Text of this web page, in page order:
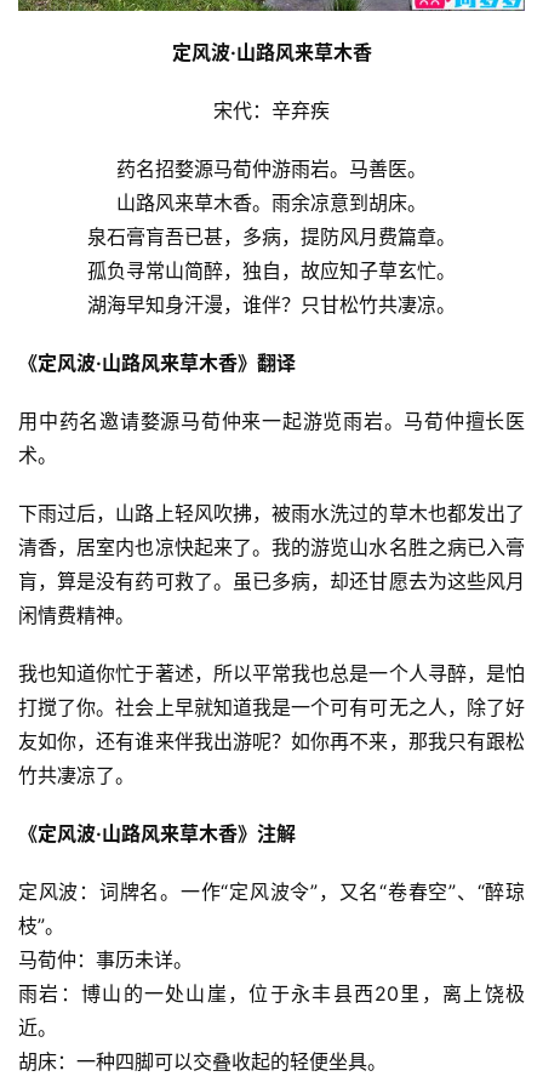
定风波·山路风来草木香
宋代：辛弃疾
药名招婺源马荀仲游雨岩。马善医。
山路风来草木香。雨余凉意到胡床。
泉石膏肓吾已甚，多病，提防风月费篇章。
孤负寻常山简醉，独自，故应知子草玄忙。
湖海早知身汗漫，谁伴？只甘松竹共凄凉。
《定风波·山路风来草木香》翻译
用中药名邀请婺源马荀仲来一起游览雨岩。马荀仲擅长医
术。
下雨过后，山路上轻风吹拂，被雨水洗过的草木也都发出了
清香，居室内也凉快起来了。我的游览山水名胜之病已入膏
肓，算是没有药可救了。虽已多病，却还甘愿去为这些风月
闲情费精神。
我也知道你忙于著述，所以平常我也总是一个人寻醉，是怕
打搅了你。社会上早就知道我是一个可有可无之人，除了好
友如你，还有谁来伴我出游呢？如你再不来，那我只有跟松
竹共凄凉了。
《定风波·山路风来草木香》注解
定风波：词牌名。一作“定风波令”，又名“卷春空”、“醉琼
枝”。
马荀仲：事历未详。
雨岩：博山的一处山崖，位于永丰县西20里，离上饶极
近。
胡床：一种四脚可以交叠收起的轻便坐具。